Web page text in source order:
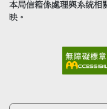
本局信箱係處理與系統相
映。